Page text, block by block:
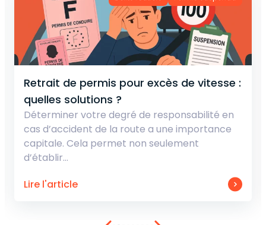
Retrait de permis pour excès de vitesse :
quelles solutions ?
Déterminer votre degré de responsabilité en
cas d’accident de la route a une importance
capitale. Cela permet non seulement
d’établir…
Lire l'article